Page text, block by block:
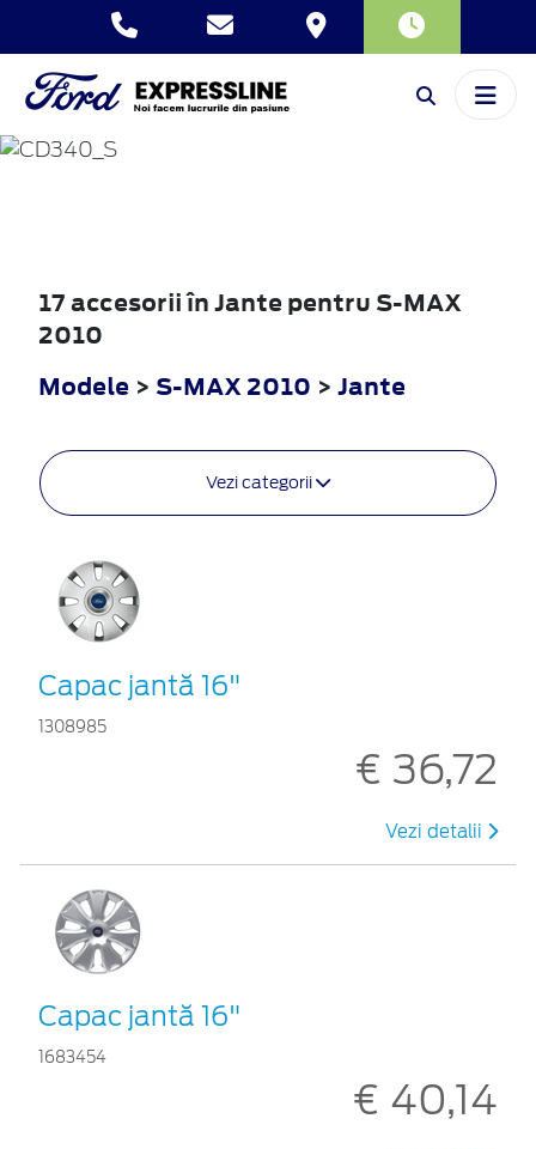
S-MAX
17 accesorii în Jante pentru S-MAX
2010
Modele > S-MAX 2010 > Jante
Vezi categorii
Capac jantă 16"
1308985
€ 36,72
Vezi detalii
Capac jantă 16"
1683454
€ 40,14